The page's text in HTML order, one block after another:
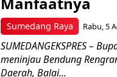
Sumedang Raya Rabu, 5
SUMEDANGEKSPRES –
meninjau Bendung
Daerah, Balai...